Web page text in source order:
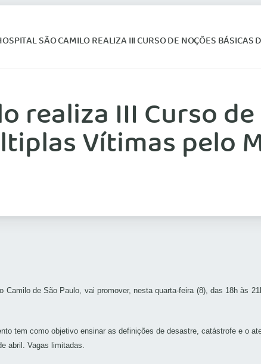
SÃO CAMILO REALIZA III CURSO DE NOÇÕES BÁSICAS DE ATENDIMENTO A
realiza III Curso
Vítimas pelo
de São Paulo, vai promover, nesta quarta-feira (8), das 18h às
tem como objetivo ensinar as definições de desastre, catástrofe e o
abril. Vagas limitadas.